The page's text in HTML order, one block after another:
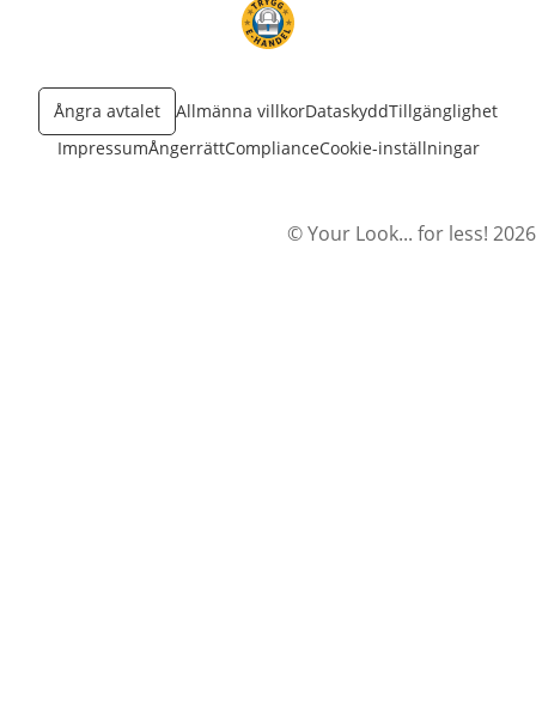
öppnas i nytt fönster
Ångra avtalet Allmänna villkorDataskyddTillgänglighet
ImpressumÅngerrättComplianceCookie-inställningar
© Your Look... for less! 2026